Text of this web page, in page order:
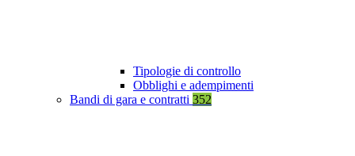
Tipologie di controllo
Obblighi e adempimenti
Bandi di gara e contratti 352